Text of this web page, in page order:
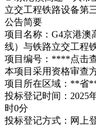
立交工程铁路设备第
公告简要
项目名称：G4京港
线）与铁路立交工程
项目编号：****点击
本项目采用资格审查
项目所在区域：**省
投标登记时间：2025
时0分
投标登记方式：网上